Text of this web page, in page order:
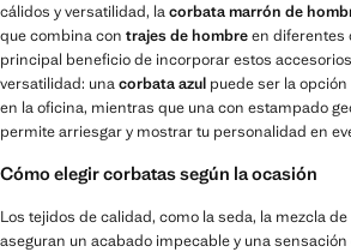
cálidos y versatilidad, lacorbata marrón de
que combina con trajes de hombreen diferentes
principal beneficio de incorporar estos
versatilidad: unacorbata azul puede ser la
en la oficina, mientras que una con estampado
permite arriesgar y mostrar tu personalidad en
Cómo elegir corbatas según la ocasión
Los tejidos de calidad, como la seda, la mezcla de
aseguran un acabado impecable y una